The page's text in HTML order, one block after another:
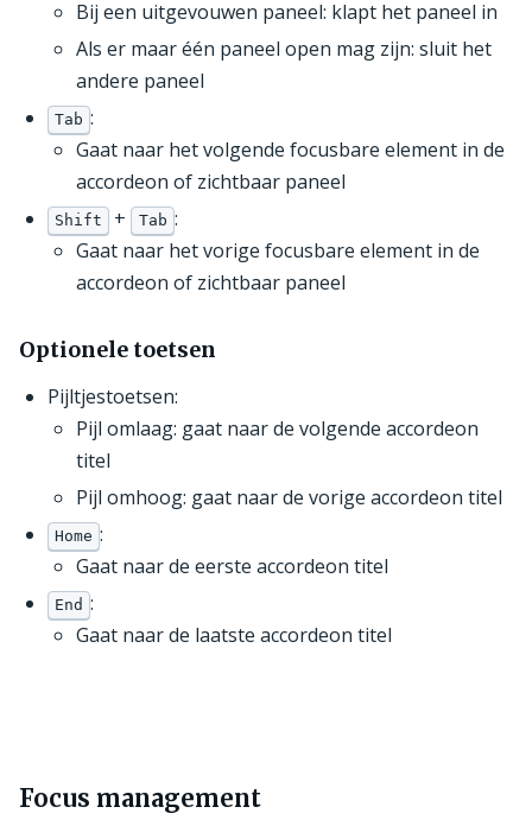
Bij een uitgevouwen paneel: klapt het paneel in
Als er maar één paneel open mag zijn: sluit het
andere paneel
Tab :
Gaat naar het volgende focusbare element in de
accordeon of zichtbaar paneel
Shift + Tab :
Gaat naar het vorige focusbare element in de
accordeon of zichtbaar paneel
Optionele toetsen
Pijltjestoetsen:
Pijl omlaag: gaat naar de volgende accordeon
titel
Pijl omhoog: gaat naar de vorige accordeon titel
Home :
Gaat naar de eerste accordeon titel
End :
Gaat naar de laatste accordeon titel
Focus management